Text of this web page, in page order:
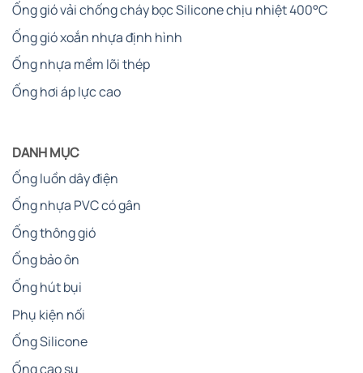
Ống gió vải chống cháy bọc Silicone chịu nhiệt 400°C
Ống gió xoắn nhựa định hình
Ống nhựa mềm lõi thép
Ống hơi áp lực cao
DANH MỤC
Ống luồn dây điện
Ống nhựa PVC có gân
Ống thông gió
Ống bảo ôn
Ống hút bụi
Phụ kiện nối
Ống Silicone
Ống cao su